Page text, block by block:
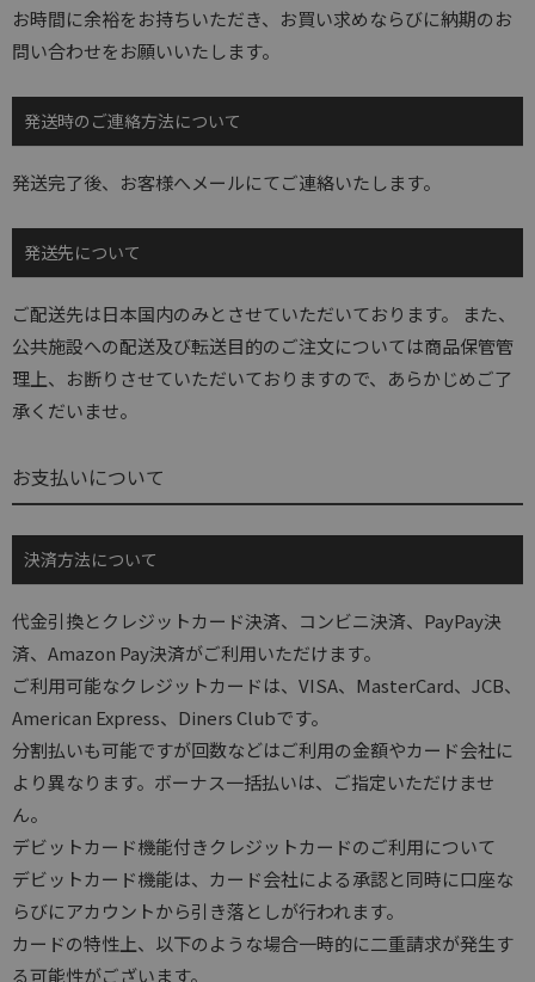
お時間に余裕をお持ちいただき、お買い求めならびに納期のお
問い合わせをお願いいたします。
発送時のご連絡方法について
発送完了後、お客様へメールにてご連絡いたします。
発送先について
ご配送先は日本国内のみとさせていただいております。 また、
公共施設への配送及び転送目的のご注文については商品保管管
理上、お断りさせていただいておりますので、あらかじめご了
承くだいませ。
お支払いについて
決済方法について
代金引換とクレジットカード決済、コンビニ決済、PayPay決
済、Amazon Pay決済がご利用いただけます。
ご利用可能なクレジットカードは、VISA、MasterCard、JCB、
American Express、Diners Clubです。
分割払いも可能ですが回数などはご利用の金額やカード会社に
より異なります。ボーナス一括払いは、ご指定いただけませ
ん。
デビットカード機能付きクレジットカードのご利用について
デビットカード機能は、カード会社による承認と同時に口座な
らびにアカウントから引き落としが行われます。
カードの特性上、以下のような場合一時的に二重請求が発生す
る可能性がございます。